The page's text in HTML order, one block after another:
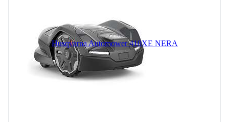
Husqvarna Automower 410XE NERA